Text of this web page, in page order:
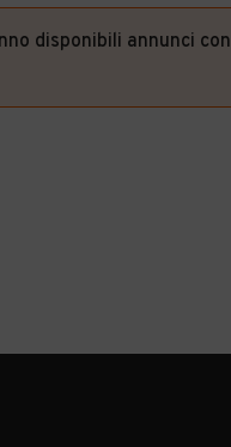
disponibili annunci con